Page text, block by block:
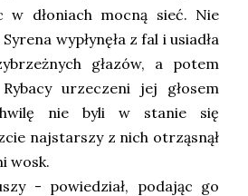
w dłoniach mocną sieć. Nie
wypłynęła z fal i usiadła
głazów, a potem
Rybacy urzeczeni jej głosem
nie byli w stanie się
najstarszy z nich otrząsnął
wosk.
- powiedział, podając go